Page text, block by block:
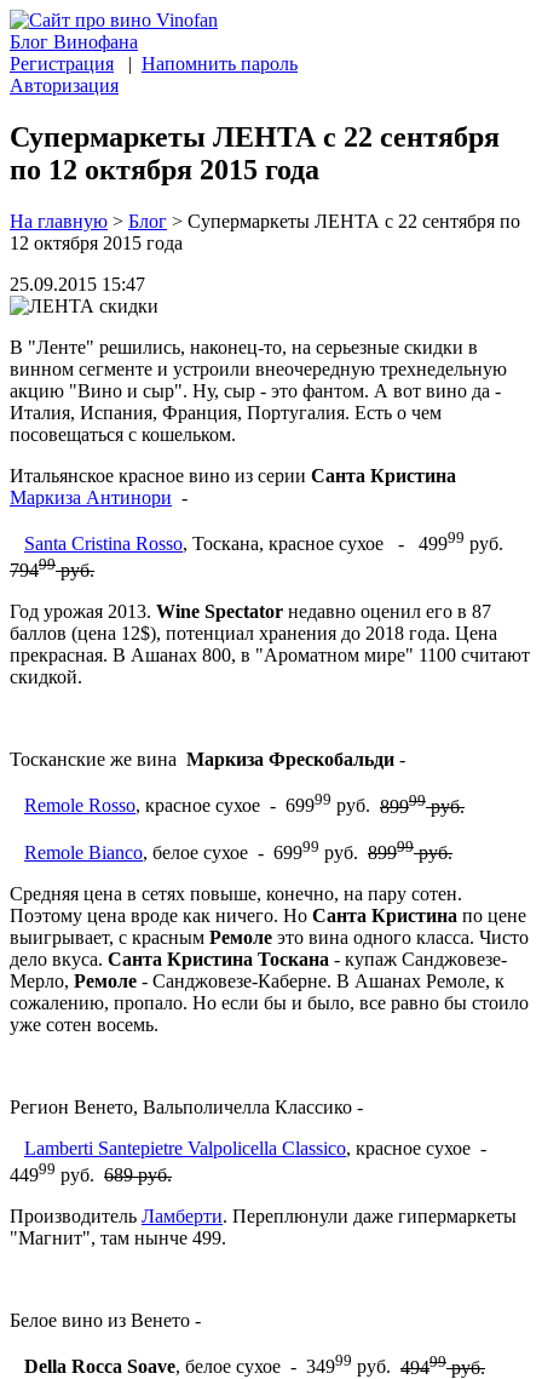
Блог Винофана
Регистрация | Напомнить пароль
Авторизация
Супермаркеты ЛЕНТА с 22 сентября
по 12 октября 2015 года
На главную > Блог > Супермаркеты ЛЕНТА с 22 сентября по
12 октября 2015 года
25.09.2015 15:47
В "Ленте" решились, наконец-то, на серьезные скидки в
винном сегменте и устроили внеочередную трехнедельную
акцию "Вино и сыр". Ну, сыр - это фантом. А вот вино да -
Италия, Испания, Франция, Португалия. Есть о чем
посовещаться с кошельком.
Итальянское красное вино из серии Санта Кристина
Маркиза Антинори -
Santa Cristina Rosso, Тоскана, красное сухое - 49999 руб.
79499руб.
Год урожая 2013. Wine Spectator недавно оценил его в 87
баллов (цена 12$), потенциал хранения до 2018 года. Цена
прекрасная. В Ашанах 800, в "Ароматном мире" 1100 считают
скидкой.
Тосканские же вина Маркиза Фрескобальди -
Remole Rosso, красное сухое - 69999 руб. 89999руб.
Remole Bianco, белое сухое - 69999 руб. 89999руб.
Средняя цена в сетях повыше, конечно, на пару сотен.
Поэтому цена вроде как ничего. Но Санта Кристина по цене
выигрывает, с красным Ремоле это вина одного класса. Чисто
дело вкуса. Санта Кристина Тоскана - купаж Санджовезе-
Мерло, Ремоле - Санджовезе-Каберне. В Ашанах Ремоле, к
сожалению, пропало. Но если бы и было, все равно бы стоило
уже сотен восемь.
Регион Венето, Вальполичелла Классико -
Lamberti Santepietre Valpolicella Classico, красное сухое -
44999 руб. 689 руб.
Производитель Ламберти. Переплюнули даже гипермаркеты
"Магнит", там нынче 499.
Белое вино из Венето -
Della Rocca Soave, белое сухое - 34999 руб. 49499руб.